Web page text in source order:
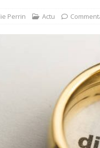
Perrin Actu